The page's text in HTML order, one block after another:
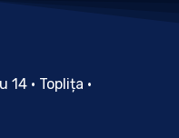
14 • Toplița •